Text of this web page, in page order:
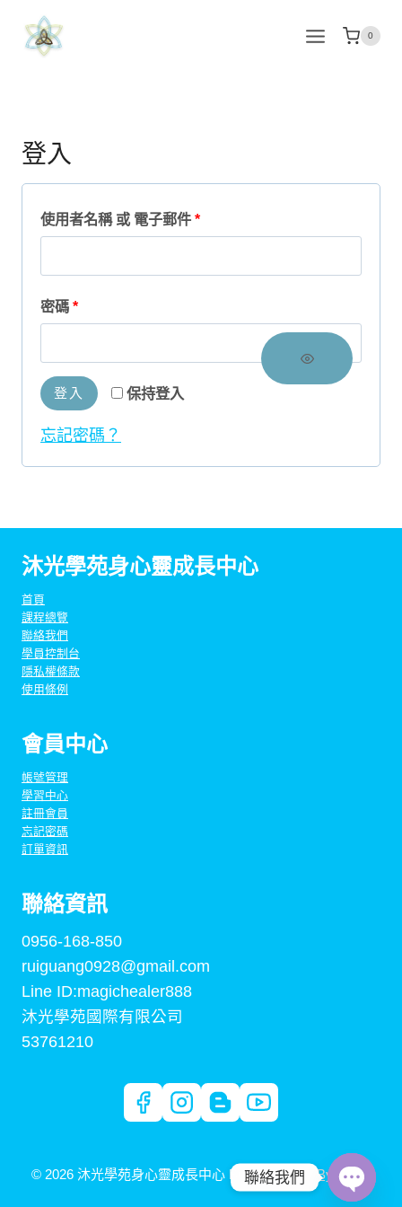
0
登入
使用者名稱 或 電子郵件 *必
密碼 *必
保持登入
登入
忘記密碼？
沐光學苑身心靈成長中心
首頁
課程總覽
聯絡我們
學員控制台
隱私權條款
使用條例
會員中心
帳號管理
學習中心
註冊會員
忘記密碼
訂單資訊
聯絡資訊
0956-168-850
ruiguang0928@gmail.com
Line ID:magichealer888
沐光學苑國際有限公司
53761210
© 2026 沐光學苑身心靈成長中心 Built ByDigital By Arden
聯絡我們